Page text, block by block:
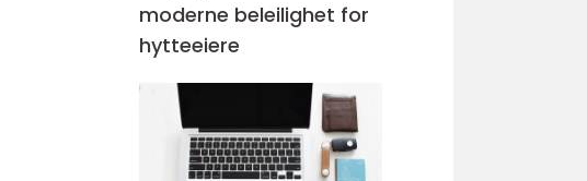
moderne beleilighet for
hytteeiere